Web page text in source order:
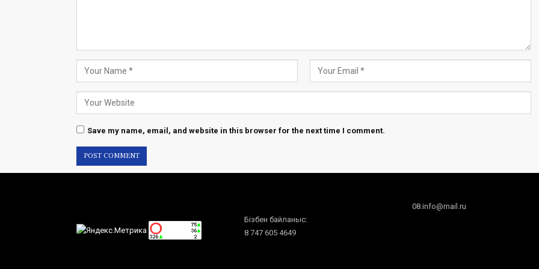
Save my name, email, and website in this browser for the next time I comment.
Бізбен байланыс:
8 747 605 4649
08.info@mail.ru